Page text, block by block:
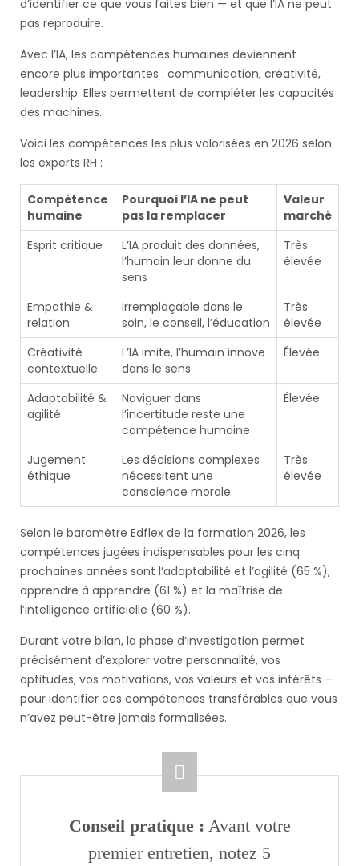
d’identifier ce que vous faites bien — et que l’IA ne peut
pas reproduire.
Avec l’IA, les compétences humaines deviennent
encore plus importantes : communication, créativité,
leadership. Elles permettent de compléter les capacités
des machines.
Voici les compétences les plus valorisées en 2026 selon
les experts RH :
Compétence
humaine
Pourquoi l’IA ne peut
pas la remplacer
Valeur
marché
Esprit critique
L’IA produit des données,
l’humain leur donne du
sens
Très
élevée
Empathie &
relation
Irremplaçable dans le
soin, le conseil, l’éducation
Très
élevée
Créativité
contextuelle
L’IA imite, l’humain innove
dans le sens
Élevée
Adaptabilité &
agilité
Naviguer dans
l’incertitude reste une
compétence humaine
Élevée
Jugement
éthique
Les décisions complexes
nécessitent une
conscience morale
Très
élevée
Selon le baromètre Edflex de la formation 2026, les
compétences jugées indispensables pour les cinq
prochaines années sont l’adaptabilité et l’agilité (65 %),
apprendre à apprendre (61 %) et la maîtrise de
l’intelligence artificielle (60 %).
Durant votre bilan, la phase d’investigation permet
précisément d’explorer votre personnalité, vos
aptitudes, vos motivations, vos valeurs et vos intérêts —
pour identifier ces compétences transférables que vous
n’avez peut-être jamais formalisées.
Conseil pratique : Avant votre
premier entretien, notez 5